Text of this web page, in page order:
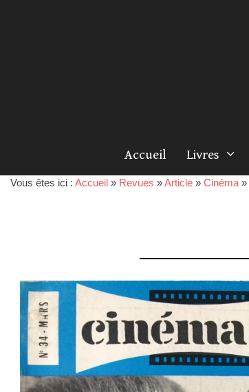
Accueil Livres
Vous êtes ici : Accueil » Revues »Article » Cinéma »